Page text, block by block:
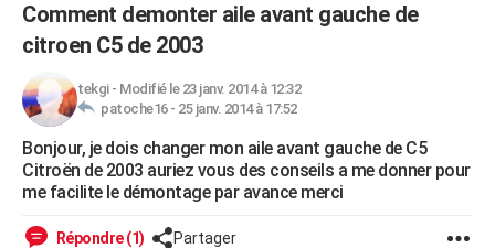
Programme TV
Streaming
Cinéma
Sorties cinéma
Musique
FINANCE
Retraite
Impôts
Epargne
Immobilier
Risques naturels par ville
Banque
Assurance
Crédit
AUTO
Essais
Réserver un essai
Citadines
Berlines
SUV
Forum auto
HIGH-TECH
Mobiles
Meilleur smartphone
Internet
Ordinateurs
Jeux vidéo
Guide high-tech
+BRICOLAGE
WEEK-END
Comment demonter aile avant gauche de
citroen C5 de 2003
tekgi- Modifié le 23 janv. 2014 à 12:32
patoche16 - 25 janv. 2014 à 17:52
Bonjour, je dois changer mon aile avant gauche de C5
Citroën de 2003 auriez vous des conseils a me donner pour
me facilite le démontage par avance merci
Répondre (1) Partager